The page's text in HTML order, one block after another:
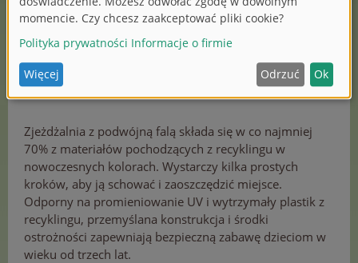
Zjeżdżalnia z podwójną falą składa się w co najmniej
70% z materiałów pochodzących z recyklingu w
nowoczesnych kolorach. Wystarczy kilka prostych
kroków, aby ją schować i zaoszczędzić miejsce.
Odporny na promieniowanie UV i wytrzymały plastik z
recyklingu, przemyślana konstrukcja i środki
ostrożności zapewniają bezpieczną zabawę dzieciom w
wieku od trzech lat.